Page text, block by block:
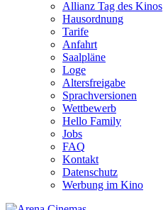
Allianz Tag des Kinos
Hausordnung
Tarife
Anfahrt
Saalpläne
Loge
Altersfreigabe
Sprachversionen
Wettbewerb
Hello Family
Jobs
FAQ
Kontakt
Datenschutz
Werbung im Kino